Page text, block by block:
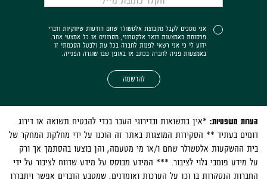
אני מסכים לקבל מקבוצת אלטשולר שחם הודעות שיווקיות ודברי
פרסומת באמצעות דואר אלקטרוני, מסרונים או כל אמצעי אחר.
ידוע לי כי אני רשאי לפנות לחברה בכל עת ולבטל הסכמתי זו
באמצעות פניה לחברה בכתב או באופן שבו שוגרה הפנייה.
להרשמה
הערות משפטיות: *אין בתשואות ובדירוגי העבר בכדי להבטיח תשואה או דירוג
דומים בעתיד ** הסקירות המוצגות באתר זה הוכנו על ידי מחלקת המחקר של
בית ההשקעות אלטשולר שחם ו/או מי מטעמה, והן בוצעו בהסתמך אך ורק
על מידע פומבי גלוי לציבור. *** המידע מבוסס על מידע שדווח לציבור על ידי
החברות הנסקרות בו וכן על הערכות ואומדנים, שמטבע הדברים אפשר ויתבררו